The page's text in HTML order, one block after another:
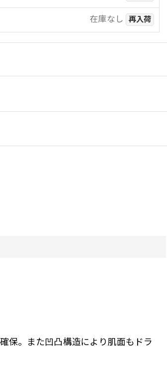
在庫なし 再入荷
保。また凹凸構造により肌面もドラ